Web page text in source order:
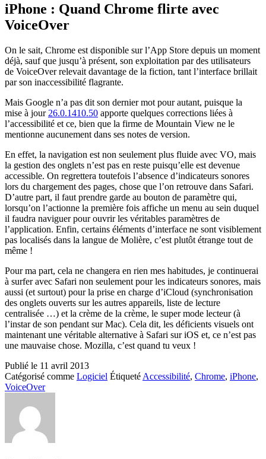
iPhone : Quand Chrome flirte avec
VoiceOver
On le sait, Chrome est disponible sur l’App Store depuis un moment
déjà, sauf que jusqu’à présent, son exploitation par des utilisateurs
de VoiceOver relevait davantage de la fiction, tant l’interface brillait
par son inaccessibilité flagrante.
Mais Google n’a pas dit son dernier mot pour autant, puisque la
mise à jour 26.0.1410.50 apporte quelques corrections liées à
l’accessibilité et ce, bien que la firme de Mountain View ne le
mentionne aucunement dans ses notes de version.
En effet, la navigation est non seulement plus fluide avec VO, mais
la gestion des onglets n’est pas en reste puisqu’elle est devenue
accessible. On regrettera toutefois l’absence d’indicateurs sonores
lors du chargement des pages, chose que l’on retrouve dans Safari.
D’autre part, il faut prendre garde au bouton de paramètre qui,
lorsqu’on l’actionne la première fois affiche un menu au sein duquel
il faudra naviguer pour ouvrir les véritables paramètres de
l’application. Enfin, certains éléments d’interface ne sont visiblement
pas localisés dans la langue de Molière, c’est plutôt étrange tout de
même !
Pour ma part, cela ne changera en rien mes habitudes, je continuerai
à surfer avec Safari non seulement pour les indicateurs sonores, mais
aussi (et surtout) pour la prise en charge d’iCloud (synchronisation
des onglets ouverts sur les autres appareils, liste de lecture
centralisée …) et la crème de la crème, le super mode lecteur (à
l’instar de son pendant sur Mac). Cela dit, les déficients visuels ont
maintenant une véritable alternative à Safari sur iOS et, ce n’est pas
une mauvaise chose. Mozilla, c’est quand tu veux !
Publié le 11 avril 2013
Catégorisé comme Logiciel Étiqueté Accessibilité, Chrome, iPhone,
VoiceOver